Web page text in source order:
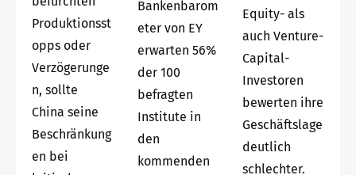
Produktionsst
opps oder
Verzögerunge
n, sollte
China seine
Beschränkung
en bei
Bankenbarom
eter von EY
erwarten 56%
der 100
befragten
Institute in
den
kommenden
Equity- als
auch Venture-
Capital-
Investoren
bewerten ihre
Geschäftslage
deutlich
schlechter.